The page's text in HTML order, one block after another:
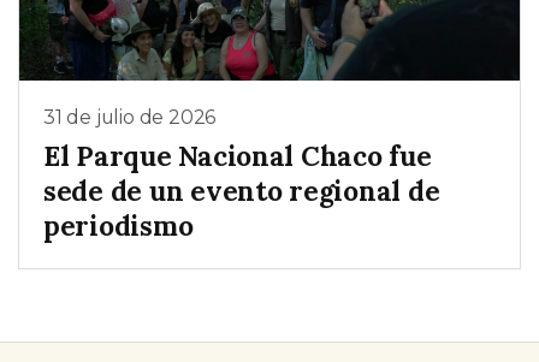
31 de julio de 2026
El Parque Nacional Chaco fue
sede de un evento regional de
periodismo